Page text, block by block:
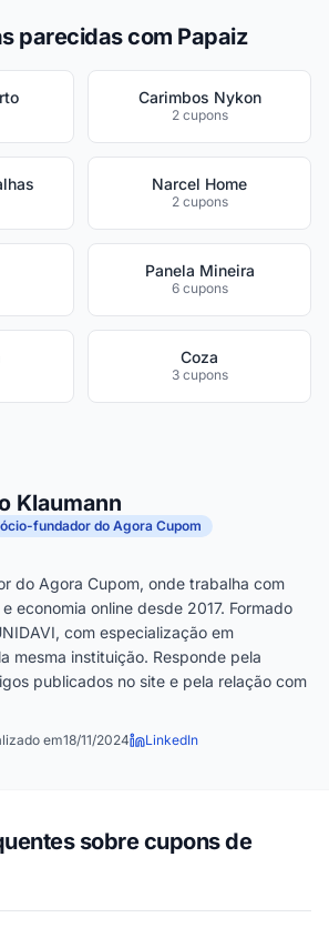
parecidas com Papaiz
Carimbos Nykon
2 cupons
Narcel Home
2 cupons
Panela Mineira
6 cupons
Coza
3 cupons
Klaumann
fundador do Agora Cupom
do Agora Cupom, onde trabalha com
economia online desde 2017. Formado
com especialização em
mesma instituição. Responde pela
publicados no site e pela relação com
em18/11/2024 LinkedIn
sobre cupons de